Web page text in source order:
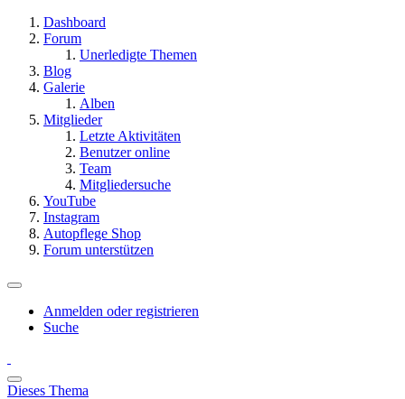
Dashboard
Forum
Unerledigte Themen
Blog
Galerie
Alben
Mitglieder
Letzte Aktivitäten
Benutzer online
Team
Mitgliedersuche
YouTube
Instagram
Autopflege Shop
Forum unterstützen
Anmelden oder registrieren
Suche
Dieses Thema